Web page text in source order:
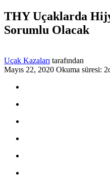
THY Uçaklarda
Sorumlu Olacak
Uçak Kazaları tarafından
Mayıs 22, 2020 Okuma süresi: